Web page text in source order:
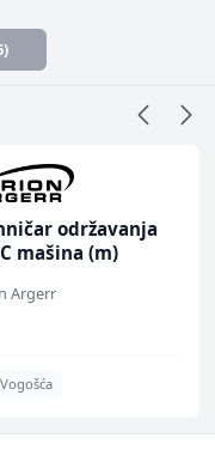
održavanja
mašina (m)
Argerr
Vogošća